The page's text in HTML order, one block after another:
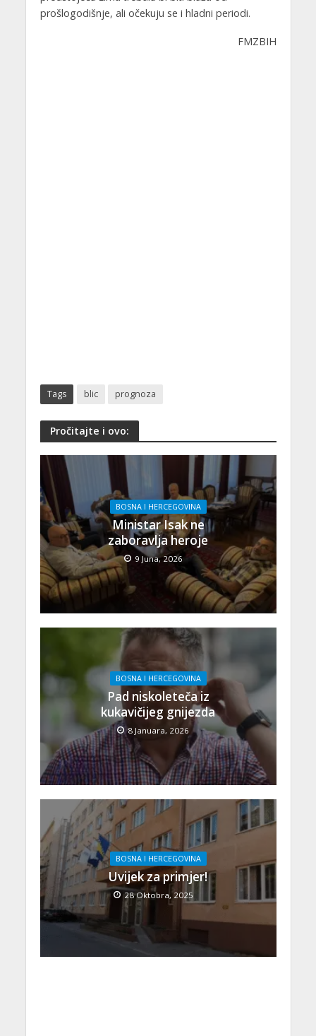
prošlogodišnje, ali očekuju se i hladni periodi.
FMZBIH
Tags blic prognoza
Pročitajte i ovo:
BOSNA I HERCEGOVINA
Ministar Isak ne
zaboravlja heroje
9 Juna, 2026
BOSNA I HERCEGOVINA
Pad niskoleteča iz
kukavičijeg gnijezda
8 Januara, 2026
BOSNA I HERCEGOVINA
Uvijek za primjer!
28 Oktobra, 2025